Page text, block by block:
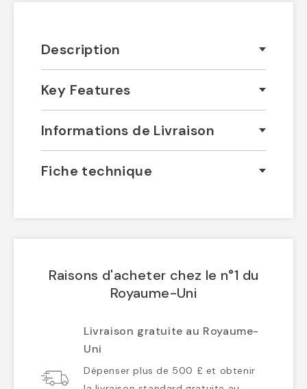
Description
Key Features
Informations de Livraison
Fiche technique
Raisons d'acheter chez le n°1 du
Royaume-Uni
Livraison gratuite au Royaume-
Uni
Dépenser plus de 500 £ et obtenir